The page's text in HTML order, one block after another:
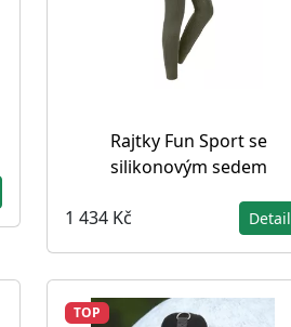
Rajtky Fun Sport se
silikonovým sedem
1 434 Kč Detail
TOP